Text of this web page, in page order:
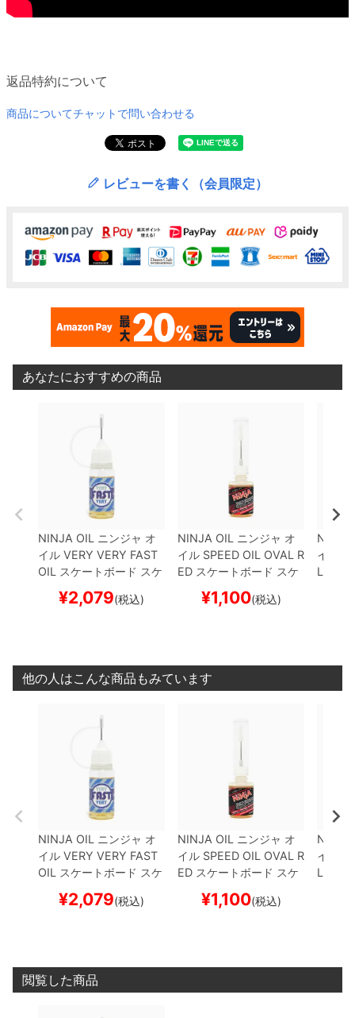
返品特約について
商品についてチャットで問い合わせる
レビューを書く（会員限定）
あなたにおすすめの商品
NINJA OIL ニンジャ オ
イル VERY VERY FAST
OIL
スケートボード スケ
ボー
¥2,079(税込)
NINJA OIL ニンジャ オ
イル SPEED OIL OVAL R
ED スケートボード スケ
¥1,100(税込)
NINJA
イル
LUE
他の人はこんな商品もみています
NINJA OIL ニンジャ オ
イル VERY VERY FAST
OIL
スケートボード スケ
¥2,079(税込)
NINJA OIL ニンジャ オ
イル SPEED OIL OVAL R
ED スケートボード スケ
¥1,100(税込)
NINJA
イル
LUE
閲覧した商品